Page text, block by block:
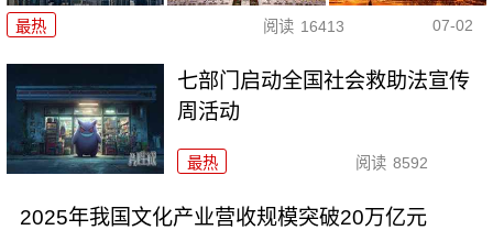
最热 阅读 16413 07-02
七部门启动全国社会救助法宣传
周活动
最热 阅读 8592
2025年我国文化产业营收规模突破20万亿元